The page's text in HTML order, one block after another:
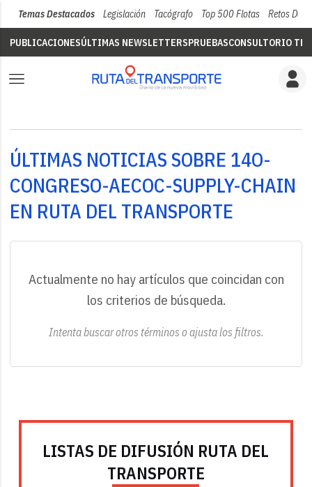
Temas Destacados Legislación Tacógrafo Top 500 Flotas Retos Del
PUBLICACIONESÚLTIMAS NEWSLETTERSPRUEBASCONSULTORIO
ÚLTIMAS NOTICIAS SOBRE 14O-
CONGRESO-AECOC-SUPPLY-CHAIN
EN RUTA DEL TRANSPORTE
Actualmente no hay artículos que coincidan con
los criterios de búsqueda.
Intenta buscar otros términos o ajusta los filtros.
LISTAS DE DIFUSIÓN RUTA DEL
TRANSPORTE